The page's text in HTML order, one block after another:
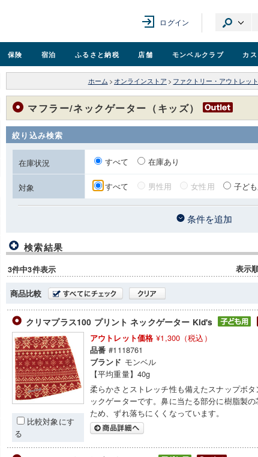
ログイン
保険 宿泊 ふるさと納税 店舗 モンベルクラブ カ
ホーム > オンラインストア > ファクトリー・アウトレット
マフラー/ネックゲーター（キッズ）
絞り込み検索
在庫状況 すべて 在庫あり
対象 すべて 男性用 女性用 子ど
条件を追加
検索結果
3件中3件表示 表示
商品比較
クリマプラス100 プリント ネックゲーター Kid's
比較対象にす
る
アウトレット価格 ¥1,300（税込）
品番 #1118761
ブランド モンベル
【平均重量】40g
柔らかさとストレッチ性も備えたスナップボ
ックゲーターです。鼻に当たる部分に樹脂製
ため、ずれ落ちにくくなっています。